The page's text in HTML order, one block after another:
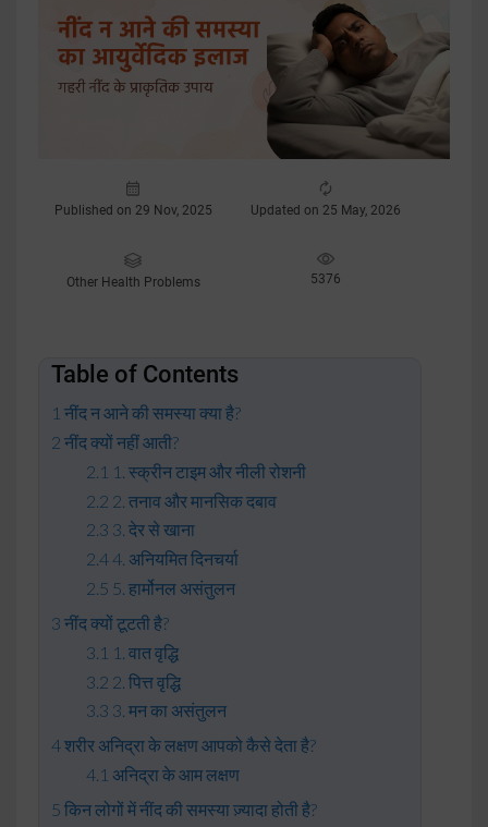
Published on 29 Nov, 2025 Updated on 25 May, 2026
Other Health Problems 5376
Table of Contents
नींद न आने की समस्या क्या है?
नींद क्यों नहीं आती?
1. स्क्रीन टाइम और नीली रोशनी
2. तनाव और मानसिक दबाव
3. देर से खाना
4. अनियमित दिनचर्या
5. हार्मोनल असंतुलन
नींद क्यों टूटती है?
1. वात वृद्धि
2. पित्त वृद्धि
3. मन का असंतुलन
शरीर अनिद्रा के लक्षण आपको कैसे देता है?
अनिद्रा के आम लक्षण
किन लोगों में नींद की समस्या ज़्यादा होती है?